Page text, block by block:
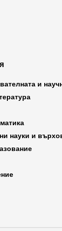
и
науки и